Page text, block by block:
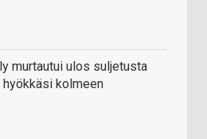
murtautui ulos suljetusta
kolmeen